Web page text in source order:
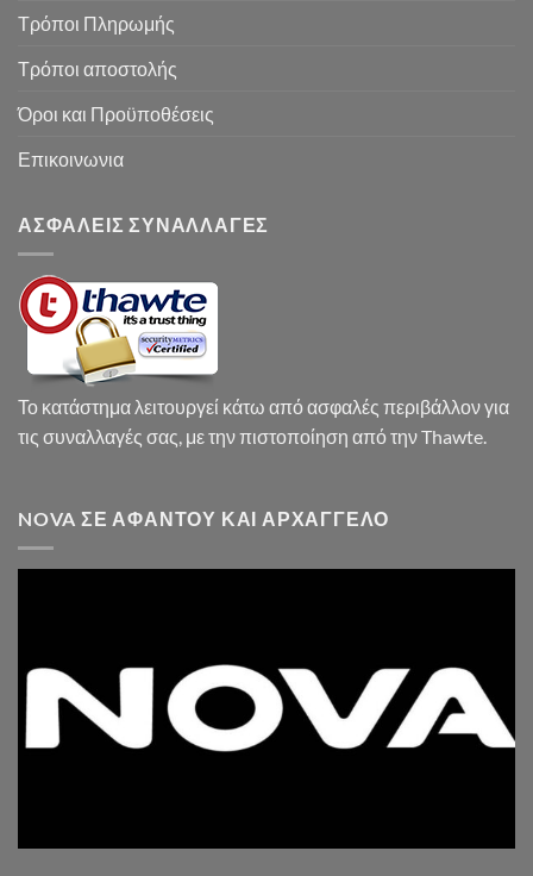
Τρόποι Πληρωμής
Τρόποι αποστολής
Όροι και Προϋποθέσεις
Επικοινωνια
ΑΣΦΑΛΕΙΣ ΣΥΝΑΛΛΑΓΕΣ
Το κατάστημα λειτουργεί κάτω από ασφαλές περιβάλλον για
τις συναλλαγές σας, με την πιστοποίηση από την Thawte.
NOVA ΣΕ ΑΦΆΝΤΟΥ ΚΑΙ ΑΡΧΆΓΓΕΛΟ